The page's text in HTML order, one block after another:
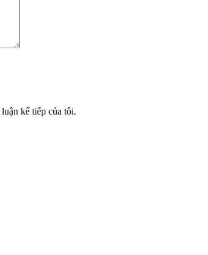
kế tiếp của tôi.